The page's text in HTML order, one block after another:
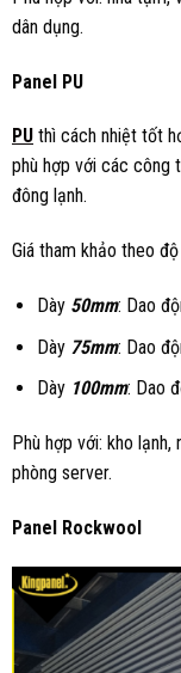
dân dụng.
Panel PU
PU thì cách nhiệt tốt
phù hợp với các công
đông lạnh.
Giá tham khảo theo độ
Dày 50mm: Dao
Dày 75mm: Dao
Dày 100mm: Dao
Phù hợp với: kho
phòng server.
Panel Rockwool